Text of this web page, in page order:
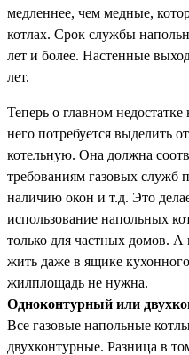
медленнее, чем медные,
котлах. Срок службы
лет и более. Настенные
лет.
Теперь о главном
него потребуется выделить
котельную. Она должна
требованиям газовых служб
наличию окон и т.д. Это
использование напольных
только для частных домов.
жить даже в ящике
жилплощадь не нужна.
Одноконтурный или
Все газовые напольные
двухконтурные. Разница в